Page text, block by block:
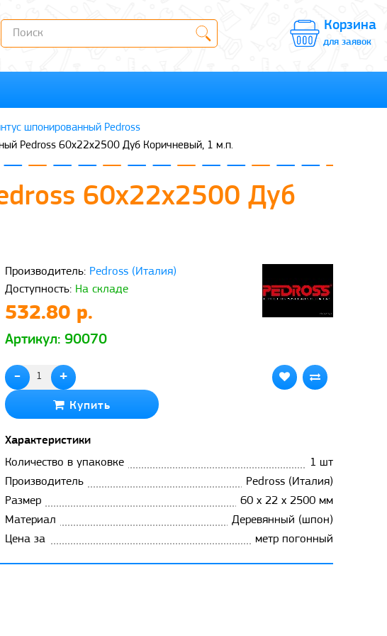
Корзина
для заявок
шпонированный Pedross
Pedross 60x22x2500 Дуб Коричневый, 1 м.п.
60x22x2500 Дуб
Производитель: Pedross (Италия)
Доступность: На складе
532.80 р.
Артикул: 90070
- +
Купить
Характеристики
Количество в упаковке
1 шт
Производитель
Pedross (Италия)
Размер
60 x 22 x 2500 мм
Материал
Деревянный (шпон)
Цена за
метр погонный